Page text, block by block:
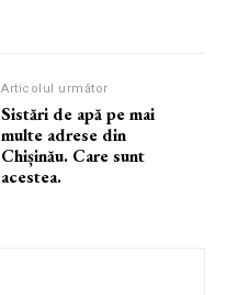
Articolul următor
Sistări de apă pe mai
multe adrese din
Chișinău. Care sunt
acestea.